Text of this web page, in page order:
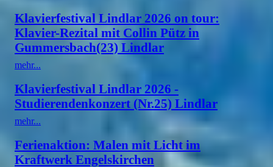
Klavierfestival Lindlar 2026 on tour:
Klavier-Rezital mit Collin Pütz in
Gummersbach(23) Lindlar
mehr...
Klavierfestival Lindlar 2026 -
Studierendenkonzert (Nr.25) Lindlar
mehr...
Ferienaktion: Malen mit Licht im
Kraftwerk Engelskirchen